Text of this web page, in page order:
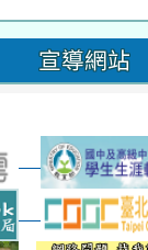
令營(整天)
驗補測(...
午-新進教師研習
教師備課會議
天)
生訓練(~12:00)
宣導網站